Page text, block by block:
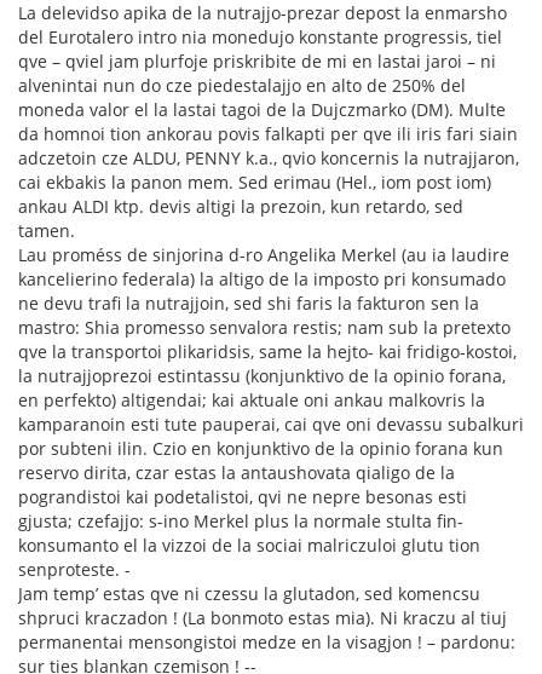
La delevidso apika de la nutrajjo-prezar depost la enmarsho
del Eurotalero intro nia monedujo konstante progressis, tiel
qve – qviel jam plurfoje priskribite de mi en lastai jaroi – ni
alvenintai nun do cze piedestalajjo en alto de 250% del
moneda valor el la lastai tagoi de la Dujczmarko (DM). Multe
da homnoi tion ankorau povis falkapti per qve ili iris fari siain
adczetoin cze ALDU, PENNY k.a., qvio koncernis la nutrajjaron,
cai ekbakis la panon mem. Sed erimau (Hel., iom post iom)
ankau ALDI ktp. devis altigi la prezoin, kun retardo, sed
tamen.
Lau proméss de sinjorina d-ro Angelika Merkel (au ia laudire
kancelierino federala) la altigo de la imposto pri konsumado
ne devu trafi la nutrajjoin, sed shi faris la fakturon sen la
mastro: Shia promesso senvalora restis; nam sub la pretexto
qve la transportoi plikaridsis, same la hejto- kai fridigo-kostoi,
la nutrajjoprezoi estintassu (konjunktivo de la opinio forana,
en perfekto) altigendai; kai aktuale oni ankau malkovris la
kamparanoin esti tute pauperai, cai qve oni devassu subalkuri
por subteni ilin. Czio en konjunktivo de la opinio forana kun
reservo dirita, czar estas la antaushovata qialigo de la
pograndistoi kai podetalistoi, qvi ne nepre besonas esti
gjusta; czefajjo: s-ino Merkel plus la normale stulta fin-
konsumanto el la vizzoi de la sociai malriczuloi glutu tion
senproteste. -
Jam temp’ estas qve ni czessu la glutadon, sed komencsu
shpruci kraczadon ! (La bonmoto estas mia). Ni kraczu al tiuj
permanentai mensongistoi medze en la visagjon ! – pardonu:
sur ties blankan czemison ! --